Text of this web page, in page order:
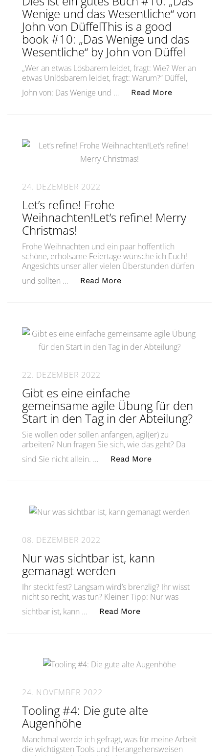
Wenige und das Wesentliche“ von
John von DüffelThis is a good
book #10: „Das Wenige und das
Wesentliche“ by John von Düffel
„Wer an etwas Lösbarem leidet, fragt: Wie? Wer an
etwas Unlösbarem leidet, fragt: Warum?“ Düffel,
John von: Das Wenige und …
Read More„Dies ist
24. DEZEMBER 2022
Let’s refine! Frohe
Weihnachten!Let’s refine! Merry
Christmas!
Frohe Weihnachten und ein paar hoffentlich
schöne, erholsame Feiertage wünsche ich Euch!
Angesichts unser aller vielen Überstunden dürfen
und sollten …
Read More„Let’s refine! Frohe
22. DEZEMBER 2022
Gibt es eine einfache
gemeinsame agile Übung für den
Start in den Tag in der Abteilung?
Sie wollen oder sollen anfangen, agil(er) zu
arbeiten? Nun fragen Sie sich, wie das geht? Da
sind Sie nicht allein. …
Read More„Gibt es eine
08. DEZEMBER 2022
Nur was sichtbar ist, kann
gemanagt werden
Ihr steckt fest? Langsam wird’s brenzlig? Ihr wisst
nicht so recht, was tun? Kleiner Tipp: Nur was
sichtbar ist, kann …
Read More„Nur was sichtbar
24. NOVEMBER 2022
Tooling #4: Die gute alte
Augenhöhe
Manchmal werde ich gefragt, was für meine Arbeit
die wichtigsten Tools und Herangehensweisen